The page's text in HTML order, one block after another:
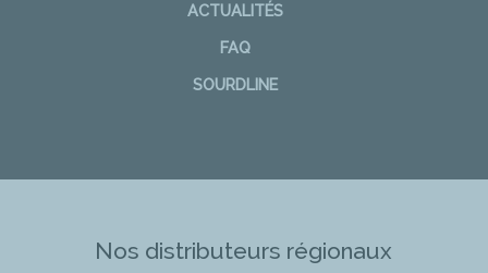
ACTUALITÉS
FAQ
SOURDLINE
Nos distributeurs régionaux